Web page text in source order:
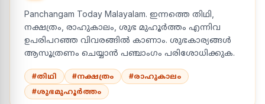
Panchangam Today Malayalam. ഇന്നത്തെ തിഥി,
നക്ഷത്രം, രാഹുകാലം, ശുഭ മുഹൂർത്തം എന്നിവ
ഉപരിപറഞ്ഞ വിവരങ്ങിൽ കാണാം. ശുഭകാര്യങ്ങൾ
ആസൂത്രണം ചെയ്യാൻ പഞ്ചാംഗം പരിശോധിക്കുക.
#തിഥി #നക്ഷത്രം
#രാഹുകാലം
#ശുഭമുഹൂർത്തം